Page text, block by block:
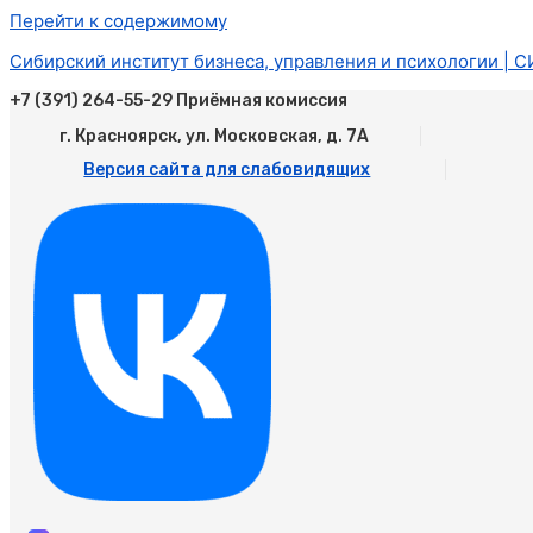
Перейти к содержимому
Сибирский институт бизнеса, управления и психологии |
+7 (391) 264-55-29 Приёмная комиссия
г. Красноярск, ул. Московская, д. 7А
Версия сайта для слабовидящих